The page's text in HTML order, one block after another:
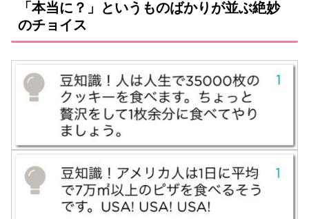
「本当に？」というものばかりが並ぶ絶妙
のチョイス